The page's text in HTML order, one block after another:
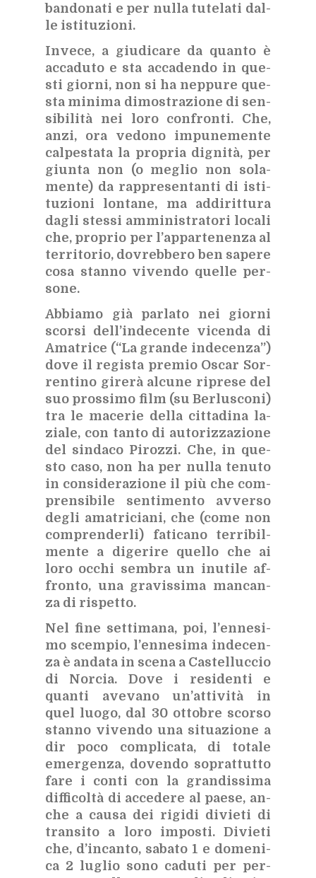
ban­do­na­ti e per nul­la tu­te­la­ti dal­
le isti­tu­zio­ni.
In­ve­ce, a giu­di­ca­re da quan­to è
ac­ca­du­to e sta ac­ca­den­do in que­
sti gior­ni, non si ha nep­pu­re que­
sta mi­ni­ma di­mo­stra­zio­ne di sen­
si­bi­li­tà nei loro con­fron­ti. Che,
anzi, ora ve­do­no im­pu­ne­men­te
cal­pe­sta­ta la pro­pria di­gni­tà, per
giun­ta non (o me­glio non so­la­
men­te) da rap­pre­sen­tan­ti di isti­
tu­zio­ni lon­ta­ne, ma ad­di­rit­tu­ra
da­gli stes­si am­mi­ni­stra­to­ri lo­ca­li
che, pro­prio per l’ap­par­te­nen­za al
ter­ri­to­rio, do­vreb­be­ro ben sa­pe­re
cosa stan­no vi­ven­do quel­le per­
so­ne.
Ab­bia­mo già par­la­to nei gior­ni
scor­si del­l’in­de­cen­te vi­cen­da di
Ama­tri­ce (“La gran­de in­de­cen­za”)
dove il re­gi­sta pre­mio Oscar Sor­
ren­ti­no gi­re­rà al­cu­ne ri­pre­se del
suo pros­si­mo film (su Ber­lu­sco­ni)
tra le ma­ce­rie del­la cit­ta­di­na la­
zia­le, con tan­to di au­to­riz­za­zio­ne
del sin­da­co Pi­roz­zi. Che, in que­
sto caso, non ha per nul­la te­nu­to
in con­si­de­ra­zio­ne il più che com­
pren­si­bi­le sen­ti­men­to av­ver­so
de­gli ama­tri­cia­ni, che (come non
com­pren­der­li) fa­ti­ca­no ter­ri­bil­
men­te a di­ge­ri­re quel­lo che ai
loro oc­chi sem­bra un inu­ti­le af­
fron­to, una gra­vis­si­ma man­can­
za di ri­spet­to.
Nel fine set­ti­ma­na, poi, l’en­ne­si­
mo scem­pio, l’en­ne­si­ma in­de­cen­
za è an­da­ta in sce­na a Ca­stel­luc­cio
di Nor­cia. Dove i re­si­den­ti e
quan­ti ave­va­no un’at­ti­vi­tà in
quel luo­go, dal 30 ot­to­bre scor­so
stan­no vi­ven­do una si­tua­zio­ne a
dir poco com­pli­ca­ta, di to­ta­le
emer­gen­za, do­ven­do so­prat­tut­to
fare i con­ti con la gran­dis­si­ma
dif­fi­col­tà di ac­ce­de­re al pae­se, an­
che a cau­sa dei ri­gi­di di­vie­ti di
tran­si­to a loro im­po­sti. Di­vie­ti
che, d’in­can­to, sa­ba­to 1 e do­me­ni­
ca 2 lu­glio sono ca­du­ti per per­